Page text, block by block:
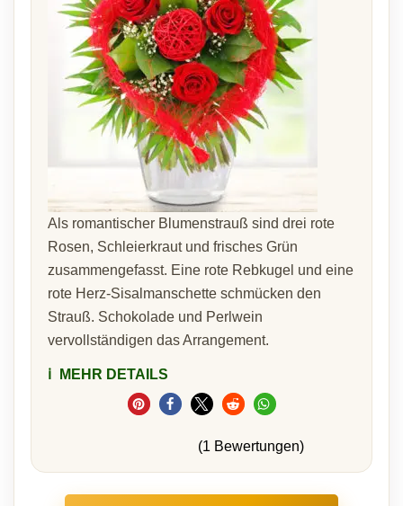
Als romantischer Blumenstrauß sind drei rote
Rosen, Schleierkraut und frisches Grün
zusammengefasst. Eine rote Rebkugel und eine
rote Herz-Sisalmanschette schmücken den
Strauß. Schokolade und Perlwein
vervollständigen das Arrangement.
ℹ️ MEHR DETAILS
(1 Bewertungen)